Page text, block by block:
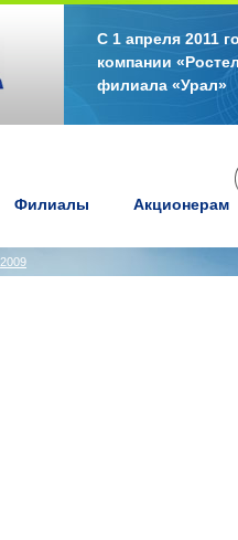
С 1 апреля 2011
компании
филиала «Урал»
Филиалы Акционерам
2009